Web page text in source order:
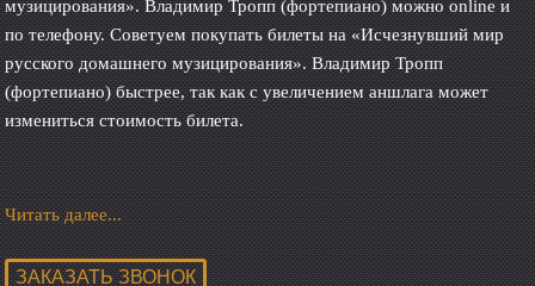
музицирования». Владимир Тропп (фортепиано) можно online и
по телефону. Советуем покупать билеты на «Исчезнувший мир
русского домашнего музицирования». Владимир Тропп
(фортепиано) быстрее, так как с увеличением аншлага может
измениться стоимость билета.
Читать далее...